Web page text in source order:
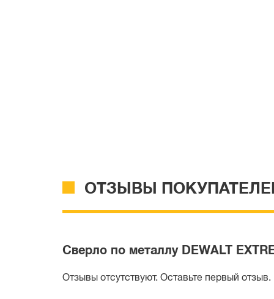
ОТЗЫВЫ
Сверло по металлу DEWALT
Отзывы отсутствуют. Оставьте первый отзыв.